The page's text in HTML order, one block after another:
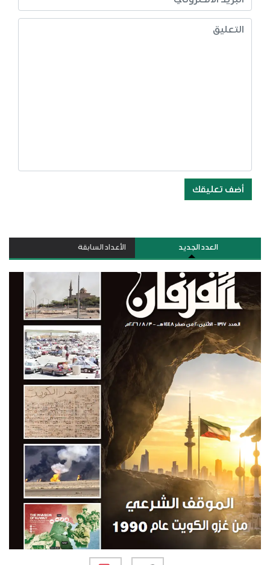
أضف تعليقك
العدد الجديد الأعداد السابقة